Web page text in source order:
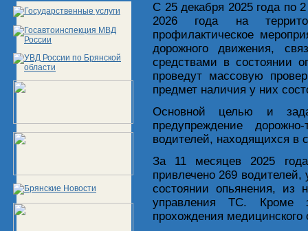
С 25 декабря 2025 года по
2026 года на
профилактическое
дорожного движения,
средствами в состоянии
проведут массовую
предмет наличия у них
Основной целью и
предупреждение
водителей, находящихся в
За 11 месяцев 2025 года
привлечено 269
состоянии опьянения, из
управления ТС. Кроме
прохождения медицинского